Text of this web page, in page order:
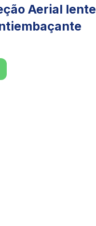
Aerial lente